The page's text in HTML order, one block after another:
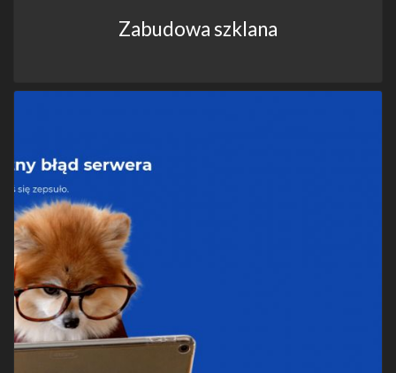
Zabudowa szklana